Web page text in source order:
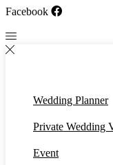
Facebook
Wedding Planner
Private Wedding
Event